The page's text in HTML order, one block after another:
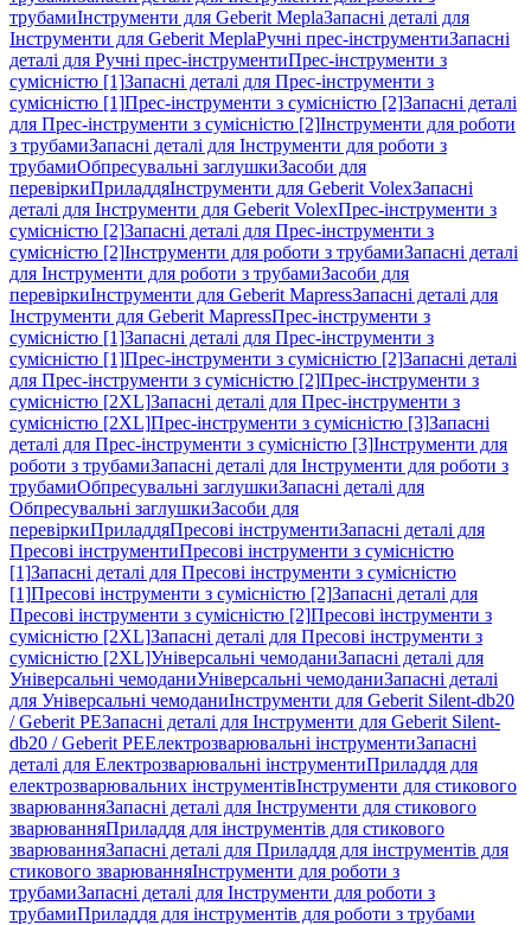
трубамиІнструменти для Geberit MeplaЗапасні деталі для
Інструменти для Geberit MeplaРучні прес-інструментиЗапасні
деталі для Ручні прес-інструментиПрес-інструменти з
сумісністю [1]Запасні деталі для Прес-інструменти з
сумісністю [1]Прес-інструменти з сумісністю [2]Запасні деталі
для Прес-інструменти з сумісністю [2]Інструменти для роботи
з трубамиЗапасні деталі для Інструменти для роботи з
трубамиОбпресувальні заглушкиЗасоби для
перевіркиПриладдяІнструменти для Geberit VolexЗапасні
деталі для Інструменти для Geberit VolexПрес-інструменти з
сумісністю [2]Запасні деталі для Прес-інструменти з
сумісністю [2]Інструменти для роботи з трубамиЗапасні деталі
для Інструменти для роботи з трубамиЗасоби для
перевіркиІнструменти для Geberit MapressЗапасні деталі для
Інструменти для Geberit MapressПрес-інструменти з
сумісністю [1]Запасні деталі для Прес-інструменти з
сумісністю [1]Прес-інструменти з сумісністю [2]Запасні деталі
для Прес-інструменти з сумісністю [2]Прес-інструменти з
сумісністю [2XL]Запасні деталі для Прес-інструменти з
сумісністю [2XL]Прес-інструменти з сумісністю [3]Запасні
деталі для Прес-інструменти з сумісністю [3]Інструменти для
роботи з трубамиЗапасні деталі для Інструменти для роботи з
трубамиОбпресувальні заглушкиЗапасні деталі для
Обпресувальні заглушкиЗасоби для
перевіркиПриладдяПресові інструментиЗапасні деталі для
Пресові інструментиПресові інструменти з сумісністю
[1]Запасні деталі для Пресові інструменти з сумісністю
[1]Пресові інструменти з сумісністю [2]Запасні деталі для
Пресові інструменти з сумісністю [2]Пресові інструменти з
сумісністю [2XL]Запасні деталі для Пресові інструменти з
сумісністю [2XL]Універсальні чемоданиЗапасні деталі для
Універсальні чемоданиУніверсальні чемоданиЗапасні деталі
для Універсальні чемоданиІнструменти для Geberit Silent-db20
/ Geberit PEЗапасні деталі для Інструменти для Geberit Silent-
db20 / Geberit PEЕлектрозварювальні інструментиЗапасні
деталі для Електрозварювальні інструментиПриладдя для
електрозварювальних інструментівІнструменти для стикового
зварюванняЗапасні деталі для Інструменти для стикового
зварюванняПриладдя для інструментів для стикового
зварюванняЗапасні деталі для Приладдя для інструментів для
стикового зварюванняІнструменти для роботи з
трубамиЗапасні деталі для Інструменти для роботи з
трубамиПриладдя для інструментів для роботи з трубами